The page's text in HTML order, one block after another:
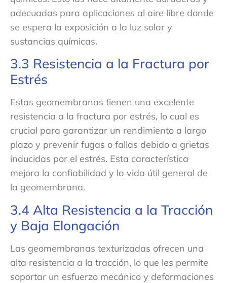
adecuadas para aplicaciones al aire libre donde
se espera la exposición a la luz solar y
sustancias químicas.
3.3 Resistencia a la Fractura por
Estrés
Estas geomembranas tienen una excelente
resistencia a la fractura por estrés, lo cual es
crucial para garantizar un rendimiento a largo
plazo y prevenir fugas o fallas debido a grietas
inducidas por el estrés. Esta característica
mejora la confiabilidad y la vida útil general de
la geomembrana.
3.4 Alta Resistencia a la Tracción
y Baja Elongación
Las geomembranas texturizadas ofrecen una
alta resistencia a la tracción, lo que les permite
soportar un esfuerzo mecánico y deformaciones